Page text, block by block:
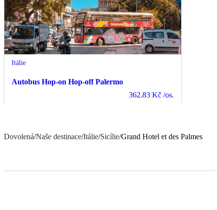
Itálie
Autobus Hop-on Hop-off Palermo
362.83 Kč /os.
Dovolená/Naše destinace/Itálie/Sicílie/Grand Hotel et des Palmes